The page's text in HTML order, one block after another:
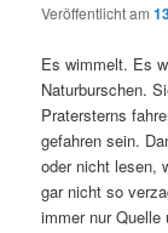
Veröffentlicht am
Es wimmelt. Es
Naturburschen.
Pratersterns
gefahren sein.
oder nicht lesen,
gar nicht so
immer nur Quelle